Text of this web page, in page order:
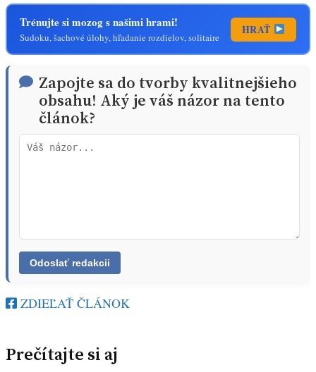
Trénujte si mozog s našimi hrami!
Sudoku, šachové úlohy, hľadanie rozdielov, solitaire
HRAŤ
Zapojte sa do tvorby kvalitnejšieho
obsahu! Aký je váš názor na tento
článok?
ZDIEĽAŤ ČLÁNOK
Prečítajte si aj